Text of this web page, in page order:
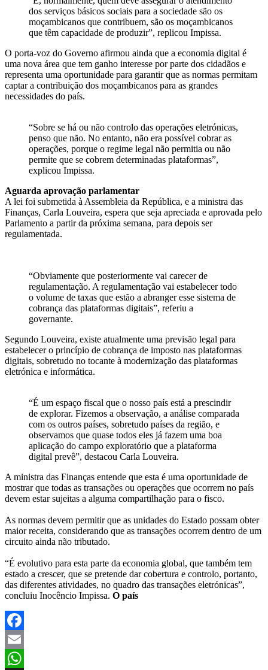
dos serviços básicos sociais para a sociedade são os
moçambicanos que contribuem, são os moçambicanos
que têm capacidade de produzir”, replicou Impissa.
O porta-voz do Governo afirmou ainda que a economia digital é
uma nova área que tem ganho interesse por parte dos cidadãos e
representa uma oportunidade para garantir que as normas permitam
captar a contribuição dos moçambicanos para as grandes
necessidades do país.
“Sobre se há ou não controlo das operações eletrónicas,
penso que não. No entanto, não era possível cobrar as
operações, porque o regime legal não permitia ou não
permite que se cobrem determinadas plataformas”,
explicou Impissa.
Aguarda aprovação parlamentar
A lei foi submetida à Assembleia da República, e a ministra das
Finanças, Carla Louveira, espera que seja apreciada e aprovada pelo
Parlamento a partir da próxima semana, para depois ser
regulamentada.
“Obviamente que posteriormente vai carecer de
regulamentação. A regulamentação vai estabelecer todo
o volume de taxas que estão a abranger esse sistema de
cobrança das plataformas digitais”, referiu a
governante.
Segundo Louveira, existe atualmente uma previsão legal para
estabelecer o princípio de cobrança de imposto nas plataformas
digitais, sobretudo no tocante à modernização das plataformas
eletrónica e informática.
“É um espaço fiscal que o nosso país está a prescindir
de explorar. Fizemos a observação, a análise comparada
com os outros países, sobretudo países da região, e
observamos que quase todos eles já fazem uma boa
aplicação do campo exploratório que a plataforma
digital prevê”, destacou Carla Louveira.
A ministra das Finanças entende que esta é uma oportunidade de
mostrar que todas as transações ou operações que ocorrem no país
devem estar sujeitas a alguma compartilhação para o fisco.
As normas devem permitir que as unidades do Estado possam obter
maior receita, considerando que as transações ocorrem dentro de um
circuito ainda não tributado.
“É evolutivo para esta parte da economia global, que também tem
estado a crescer, que se pretende dar cobertura e controlo, portanto,
das diferentes atividades, no quadro das transações eletrónicas”,
concluiu Inocêncio Impissa. O país
Facebook
Email